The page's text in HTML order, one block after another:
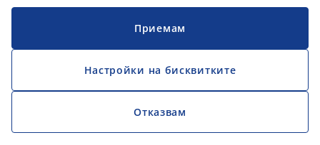
Приемам
Настройки на бисквитките
Отказвам